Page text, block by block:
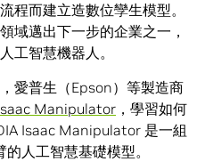
程而建立造數位孿生模型。
域邁出下一步的企業之一，
工智慧機器人。
愛普生（Epson）等製造商
Manipulator ，學習如何
Isaac Manipulator 是一組
人工智慧基礎模型。